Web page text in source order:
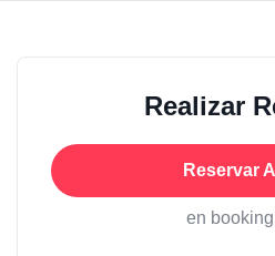
Realizar
Reservar
en